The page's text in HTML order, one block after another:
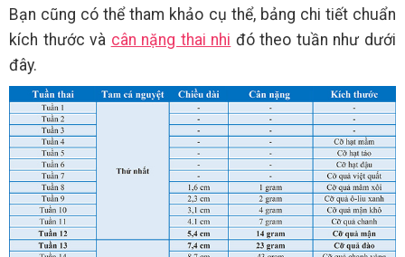
Bạn cũng có thể tham khảo cụ thể, bảng chi tiết chuẩn
kích thước và cân nặng thai nhi đó theo tuần như dưới
đây.